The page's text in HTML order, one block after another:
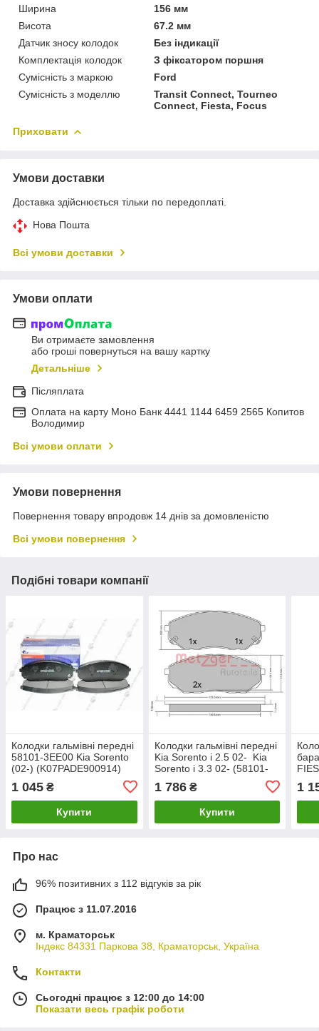
Ширина
156 мм
Висота
67.2 мм
Датчик зносу колодок
Без індикації
Комплектація колодок
З фіксатором поршня
Сумісність з маркою
Ford
Сумісність з моделлю
Transit Connect, Tourneo
Connect, Fiesta, Focus
Приховати
Умови доставки
Доставка здійснюється тільки по передоплаті.
Нова Пошта
Всі умови доставки
Умови оплати
Ви отримаєте замовлення
або гроші повернуться на вашу картку
Детальніше
Післяплата
Оплата на карту Моно Банк 4441 1144 6459 2565 Копитов
Володимир
Всі умови оплати
Умови повернення
Повернення товару впродовж 14 днів за домовленістю
Всі умови повернення
Подібні товари компанії
Колодки гальмівні передні
58101-3EE00 Kia Sorento
(02-) (K07PADE900914)
1 045 ₴
Купити
Колодки гальмівні передні
Kia Sorento i 2.5 02- Kia
Sorento i 3.3 02- (58101-
1 786₴
Купити
1
Про нас
96% позитивних з 112 відгуків за рік
Працює з 11.07.2016
м. Краматорськ
Індекс 84331 Паркова 38, Краматорськ, Україна
Контакти
Сьогодні працює з 12:00 до 14:00
Показати весь графік роботи